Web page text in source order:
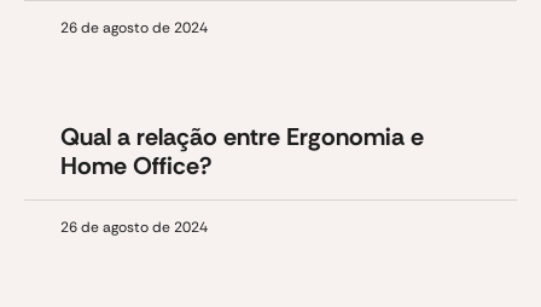
26 de agosto de 2024
Qual a relação entre Ergonomia e
Home Office?
26 de agosto de 2024